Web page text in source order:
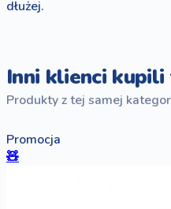
dłużej.
Inni klienci kupili
Produkty z tej samej
Promocja
🧸